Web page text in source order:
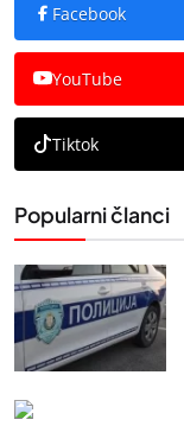
Facebook
YouTube
Tiktok
Popularni članci